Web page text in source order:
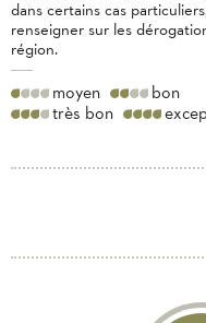
dans certains cas
renseigner sur les
région.
moyen
bon
très bon